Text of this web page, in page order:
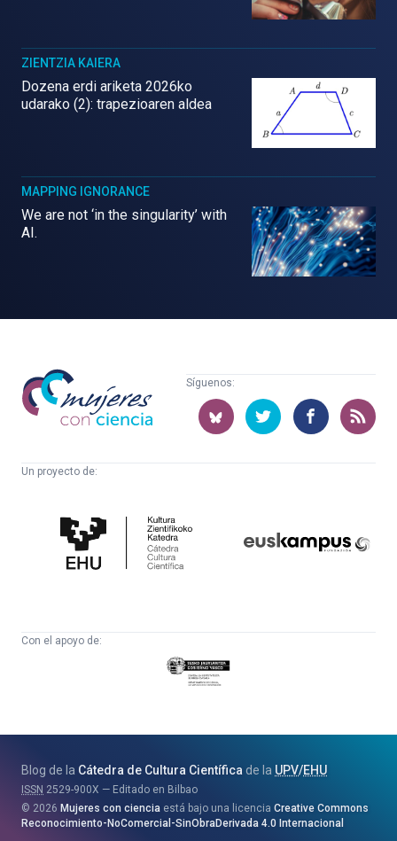
ZIENTZIA KAIERA
Dozena erdi ariketa 2026ko
udarako (2): trapezioaren aldea
MAPPING IGNORANCE
We are not ‘in the singularity’ with
AI.
Mujeres
con
ciencia
Síguenos:
Un proyecto de:
Cultura
Científica
Con el apoyo de:
Eusko
Jaurlaritza
eta
Berrikuntza
Saila
Blog de la Cátedra de Cultura Científica de la UPV/EHU
ISSN 2529-900X
Editado en Bilbao
2026 Mujeres con ciencia está bajo una licencia Creative Commons
Reconocimiento-NoComercial-SinObraDerivada 4.0 Internacional